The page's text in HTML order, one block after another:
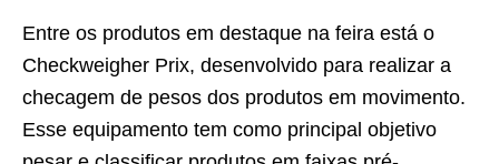
Entre os produtos em destaque na feira está o
Checkweigher Prix, desenvolvido para realizar a
checagem de pesos dos produtos em movimento.
Esse equipamento tem como principal objetivo